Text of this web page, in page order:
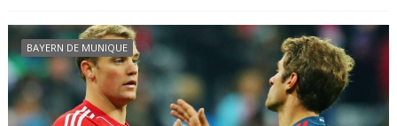
BAYERN DE MUNIQUE